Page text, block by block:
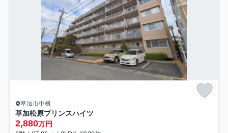
草加市中根
草加松原プリンスハイツ
2,880万円